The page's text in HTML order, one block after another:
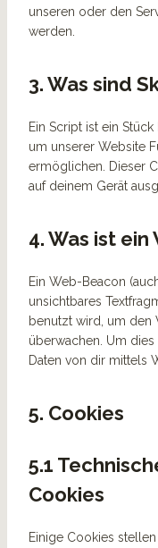
unseren oder den
werden.
3. Was sind
Ein Script ist ein
um unserer Website
ermöglichen. Dieser
auf deinem Gerät
4. Was ist ein
Ein Web-Beacon
unsichtbares
benutzt wird, um den
überwachen. Um
Daten von dir mittels
5. Cookies
5.1
Cookies
Einige Cookies